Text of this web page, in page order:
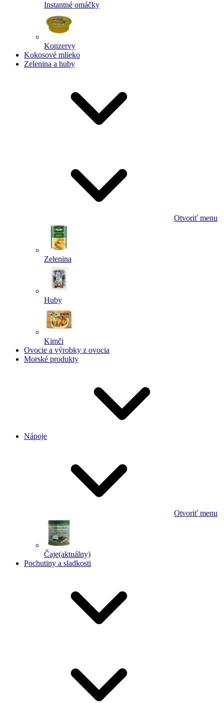
Instantné omáčky
Konzervy
Kokosové mlieko
Zelenina a huby
Otvoriť menu
Zelenina
Huby
Kimči
Ovocie a výrobky z ovocia
Morské produkty
Nápoje
Otvoriť menu
Čaje(aktuálny)
Pochutiny a sladkosti